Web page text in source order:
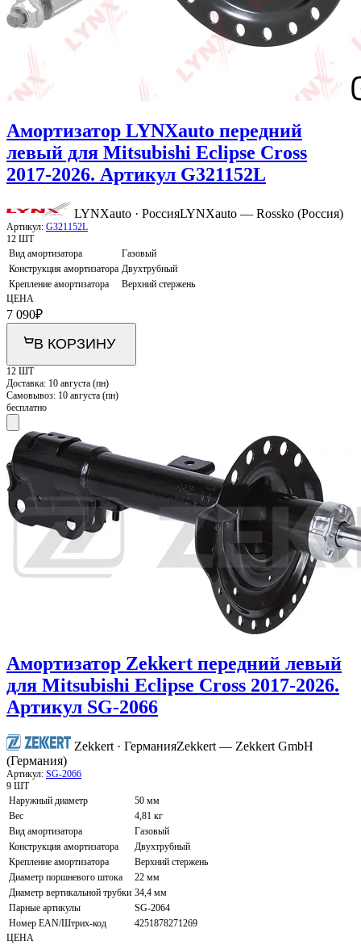
Амортизатор LYNXauto передний
левый для Mitsubishi Eclipse Cross
2017-2026. Артикул G321152L
LYNXauto · РоссияLYNXauto — Rossko (Россия)
Артикул: G321152L
12 ШТ
Вид амортизатора
Газовый
Конструкция амортизатора Двухтрубный
Крепление амортизатора
Верхний стержень
ЦЕНА
7 090₽
В КОРЗИНУ
12 ШТ
Доставка: 10 августа (пн)
Самовывоз: 10 августа (пн)
бесплатно
Амортизатор Zekkert передний левый
для Mitsubishi Eclipse Cross 2017-2026.
Артикул SG-2066
Zekkert · ГерманияZekkert — Zekkert GmbH
(Германия)
Артикул: SG-2066
9 ШТ
Наружный диаметр
50 мм
Вес
4,81 кг
Вид амортизатора
Газовый
Конструкция амортизатора
Двухтрубный
Крепление амортизатора
Верхний стержень
Диаметр поршневого штока
22 мм
Диаметр вертикальной трубки 34,4 мм
Парные артикулы
SG-2064
Номер EAN/Штрих-код
4251878271269
ЦЕНА